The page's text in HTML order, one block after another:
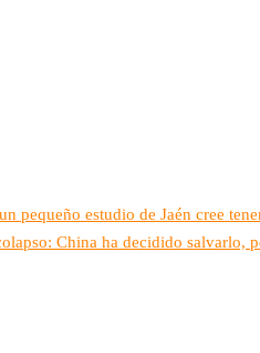
pequeño estudio de Jaén cree
China ha decidido salvarlo,